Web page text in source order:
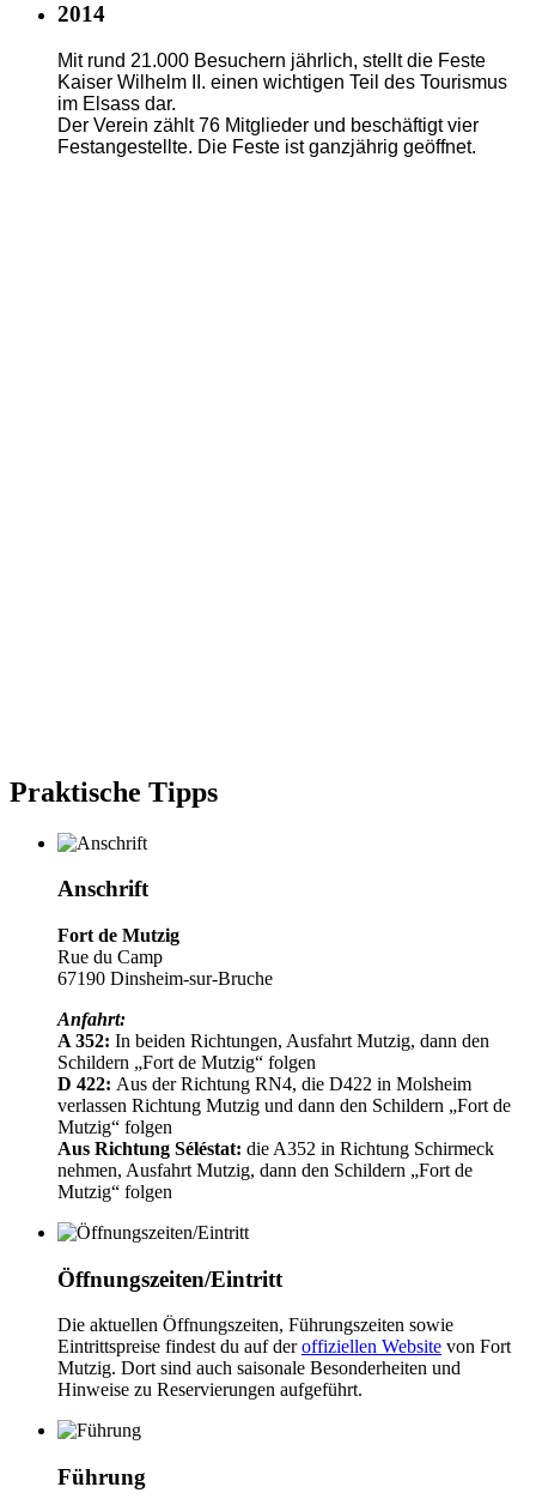
2014
Mit rund 21.000 Besuchern jährlich, stellt die Feste
Kaiser Wilhelm II. einen wichtigen Teil des Tourismus
im Elsass dar.
Der Verein zählt 76 Mitglieder und beschäftigt vier
Festangestellte. Die Feste ist ganzjährig geöffnet.
Praktische Tipps
Anschrift
Fort de Mutzig
Rue du Camp
67190 Dinsheim-sur-Bruche
Anfahrt:
A 352: In beiden Richtungen, Ausfahrt Mutzig, dann den
Schildern „Fort de Mutzig“ folgen
D 422: Aus der Richtung RN4, die D422 in Molsheim
verlassen Richtung Mutzig und dann den Schildern „Fort de
Mutzig“ folgen
Aus Richtung Séléstat: die A352 in Richtung Schirmeck
nehmen, Ausfahrt Mutzig, dann den Schildern „Fort de
Mutzig“ folgen
Öffnungszeiten/Eintritt
Die aktuellen Öffnungszeiten, Führungszeiten sowie
Eintrittspreise findest du auf deroffiziellen Website von Fort
Mutzig. Dort sind auch saisonale Besonderheiten und
Hinweise zu Reservierungen aufgeführt.
Führung